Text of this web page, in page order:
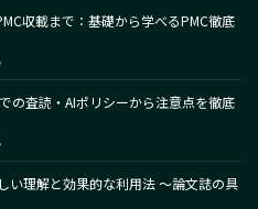
収載まで：基礎から学べるPMC徹底
の査読・AIポリシーから注意点を徹底
い理解と効果的な利用法 〜論文誌の具